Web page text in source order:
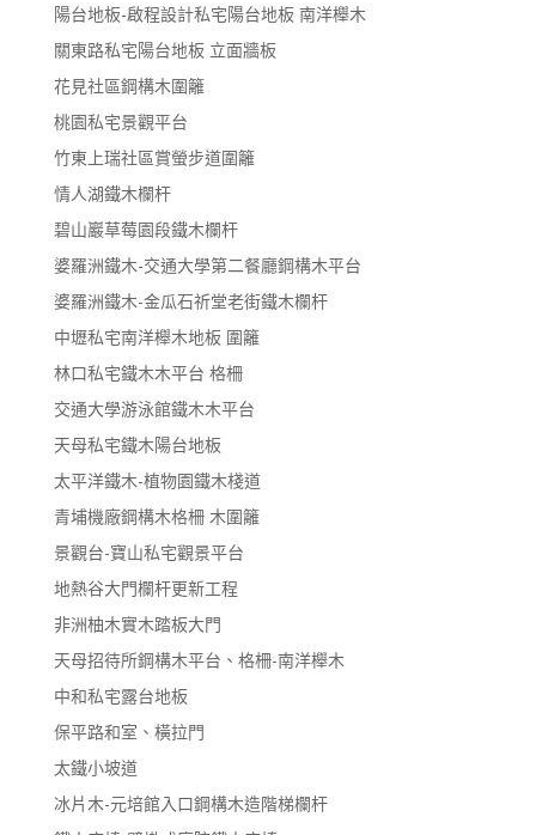
陽台地板-啟程設計私宅陽台地板 南洋櫸木
關東路私宅陽台地板 立面牆板
花見社區鋼構木圍籬
桃園私宅景觀平台
竹東上瑞社區賞螢步道圍籬
情人湖鐵木欄杆
碧山巖草莓園段鐵木欄杆
婆羅洲鐵木-交通大學第二餐廳鋼構木平台
婆羅洲鐵木-金瓜石祈堂老街鐵木欄杆
中壢私宅南洋櫸木地板 圍籬
林口私宅鐵木木平台 格柵
交通大學游泳館鐵木木平台
天母私宅鐵木陽台地板
太平洋鐵木-植物園鐵木棧道
青埔機廠鋼構木格柵 木圍籬
景觀台-寶山私宅觀景平台
地熱谷大門欄杆更新工程
非洲柚木實木踏板大門
天母招待所鋼構木平台、格柵-南洋櫸木
中和私宅露台地板
保平路和室、橫拉門
太鐵小坡道
冰片木-元培館入口鋼構木造階梯欄杆